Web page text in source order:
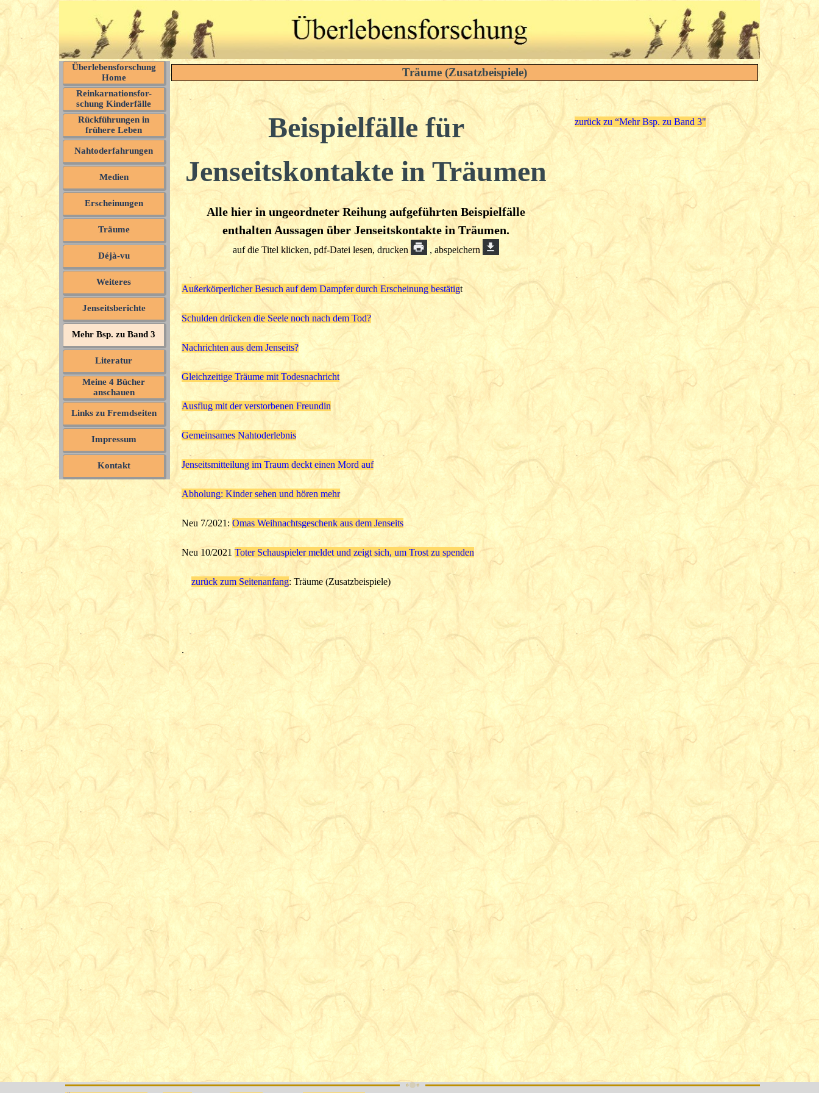
Überlebensforschung
Home
Reinkarnationsfor-
schung Kinderfälle
Rückführungen in
frühere Leben
Nahtoderfahrungen
Medien
Erscheinungen
Träume
Déjà-vu
Weiteres
Jenseitsberichte
Mehr Bsp. zu Band 3
Literatur
Meine 4 Bücher
anschauen
Links zu Fremdseiten
Impressum
Kontakt
Träume (Zusatzbeispiele)
Beispielfälle für
Jenseitskontakte in Träumen
Alle hier in ungeordneter Reihung aufgeführten Beispielfälle
enthalten Aussagen über Jenseitskontakte in Träumen.
auf die Titel klicken, pdf-Datei lesen, drucken , abspeichern
zurück zu “Mehr Bsp. zu Band 3"
Außerkörperlicher Besuch auf dem Dampfer durch Erscheinung bestätigt
Schulden drücken die Seele noch nach dem Tod?
Nachrichten aus dem Jenseits?
Gleichzeitige Träume mit Todesnachricht
Ausflug mit der verstorbenen Freundin
Gemeinsames Nahtoderlebnis
Jenseitsmitteilung im Traum deckt einen Mord auf
Abholung: Kinder sehen und hören mehr
Neu 7/2021: Omas Weihnachtsgeschenk aus dem Jenseits
Neu 10/2021 Toter Schauspieler meldet und zeigt sich, um Trost zu spenden
zurück zum Seitenanfang: Träume (Zusatzbeispiele)
.